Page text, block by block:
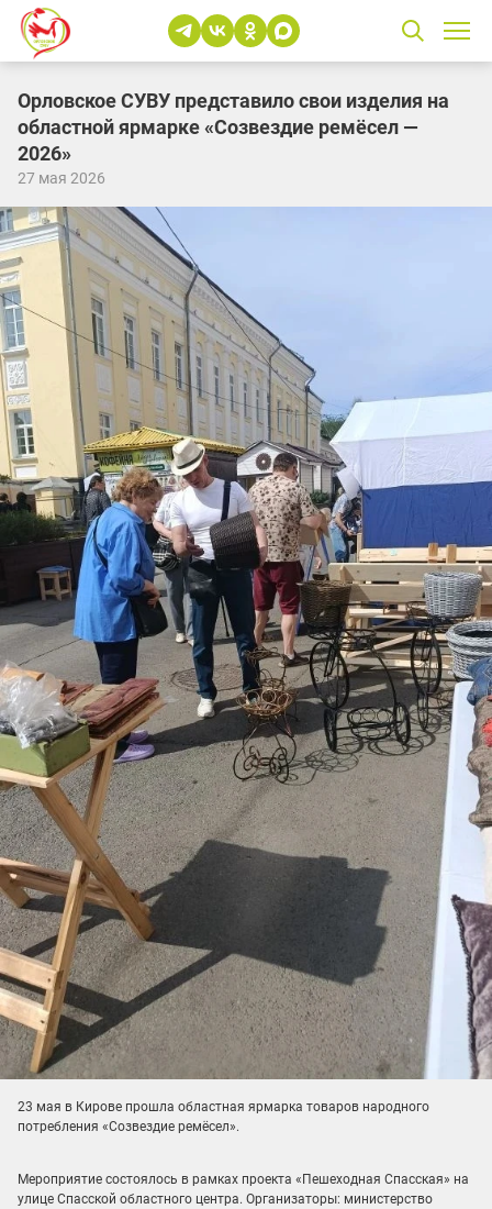
Орловское СУВУ представило свои изделия на
областной ярмарке «Созвездие ремёсел —
2026»
27 мая 2026
23 мая в Кирове прошла областная ярмарка товаров народного
потребления «Созвездие ремёсел».
Мероприятие состоялось в рамках проекта «Пешеходная Спасская» на
улице Спасской областного центра. Организаторы: министерство